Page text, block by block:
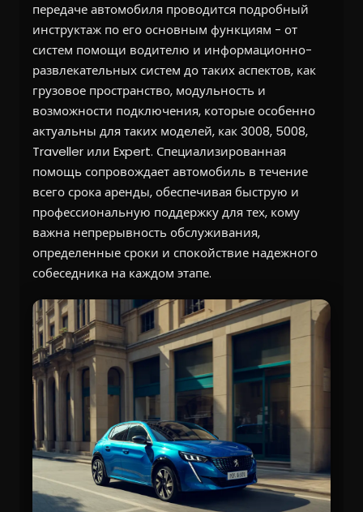
передаче автомобиля проводится подробный
инструктаж по его основным функциям - от
систем помощи водителю и информационно-
развлекательных систем до таких аспектов, как
грузовое пространство, модульность и
возможности подключения, которые особенно
актуальны для таких моделей, как 3008, 5008,
Traveller или Expert. Специализированная
помощь сопровождает автомобиль в течение
всего срока аренды, обеспечивая быструю и
профессиональную поддержку для тех, кому
важна непрерывность обслуживания,
определенные сроки и спокойствие надежного
собеседника на каждом этапе.